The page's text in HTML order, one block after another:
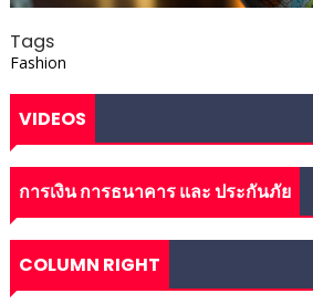
Tags
Fashion
VIDEOS
การเงิน การธนาคาร และ ประกันภัย
COLUMN RIGHT